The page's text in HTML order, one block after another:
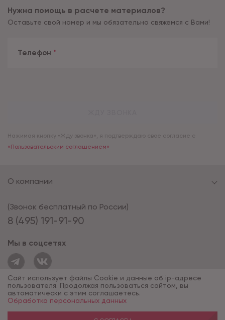
Нужна помощь в расчете материалов?
Оставьте свой номер и мы обязательно свяжемся с Вами!
Телефон *
Нажимая кнопку «Жду звонка», я подтверждаю свое согласие с
«Пользовательским соглашением»
8 (495) 191-91-90
(Звонок бесплатный по России)
Мы в соцсетях
О компании
© 1994 - 2026*, «ОПУС ТД»
Сайт использует файлы Cookie и данные об ip-адресе
пользователя. Продолжая пользоваться сайтом, вы
автоматически с этим соглашаетесь.
Обработка персональных данных